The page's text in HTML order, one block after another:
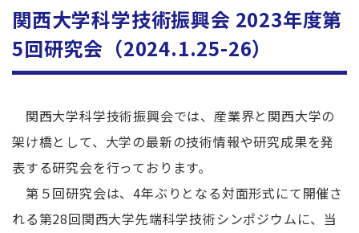
関西大学科学技術振興会 2023年度第
5回研究会（2024.1.25-26）
関西大学科学技術振興会では、産業界と関西大学の
架け橋として、大学の最新の技術情報や研究成果を発
表する研究会を行っております。
第５回研究会は、4年ぶりとなる対面形式にて開催さ
れる第28回関西大学先端科学技術シンポジウムに、当